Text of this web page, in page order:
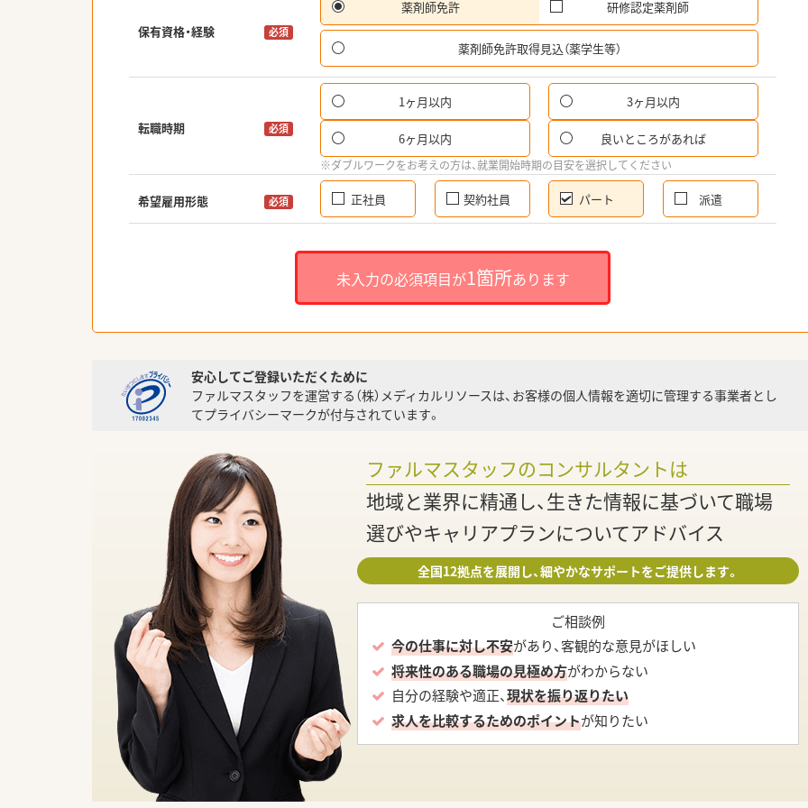
保有資格・経験 必須
薬剤師免許 研修認定薬剤師
薬剤師免許取得見込（薬学生等）
転職時期 必須
1ヶ月以内 3ヶ月以内
6ヶ月以内 良いところがあれば
※ダブルワークをお考えの方は、就業開始時期の目安を選択してください
希望雇用形態 必須 正社員 契約社員 パート 派遣
未入力の必須項目が1箇所あります
安心してご登録いただくために
ファルマスタッフを運営する（株）メディカルリソースは、お客様の個人情報を適切に管理する事業者とし
てプライバシーマークが付与されています。
ファルマスタッフのコンサルタントは
地域と業界に精通し、生きた情報に基づいて職場
選びやキャリアプランについてアドバイス
全国12拠点を展開し、細やかなサポートをご提供します。
ご相談例
今の仕事に対し不安があり、客観的な意見がほしい
将来性のある職場の見極め方がわからない
自分の経験や適正、現状を振り返りたい
求人を比較するためのポイントが知りたい